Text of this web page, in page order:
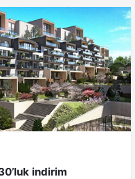
indirim